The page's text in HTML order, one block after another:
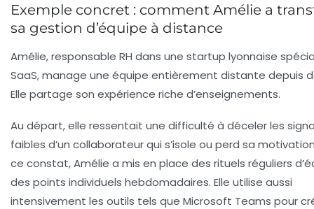
Exemple concret : comment Amélie a
sa gestion d’équipe à distance
Amélie, responsable RH dans une startup lyonnaise
SaaS, manage une équipe entièrement distante depuis
Elle partage son expérience riche d’enseignements.
Au départ, elle ressentait une difficulté à déceler les
faibles d’un collaborateur qui s’isole ou perd sa
ce constat, Amélie a mis en place des rituels réguliers
des points individuels hebdomadaires. Elle utilise aussi
intensivement les outils tels que Microsoft Teams pour